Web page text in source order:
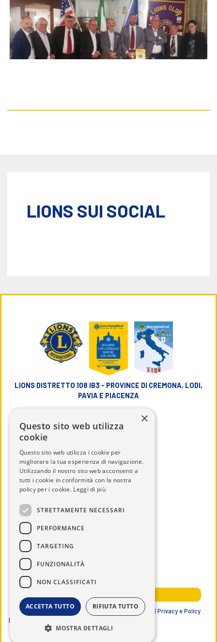
LIONS SUI SOCIAL
LIONS DISTRETTO 108 IB3 - PROVINCE DI CREMONA, LODI,
PAVIA E PIACENZA
CHI SIAMO
IL DISTRETTO
NEWS ED EVENTI
Lions Club International | Distretto 108 IB3 ITALIA | Privacy e Policy
Data ultimo aggiornamento
×
Questo sito web utilizza
cookie
Questo sito web utilizza i cookie per
migliorare la tua esperienza di navigazione.
Utilizzando il nostro sito web acconsenti a
tutti i cookie in conformità con la nostra
policy per i cookie. Leggi di più
STRETTAMENTE NECESSARI
PERFORMANCE
TARGETING
FUNZIONALITÀ
NON CLASSIFICATI
ACCETTA TUTTO RIFIUTA TUTTO
MOSTRA DETTAGLI